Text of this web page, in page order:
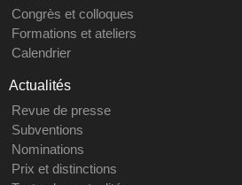
Congrès et colloques
Formations et ateliers
Calendrier
Actualités
Revue de presse
Subventions
Nominations
Prix et distinctions